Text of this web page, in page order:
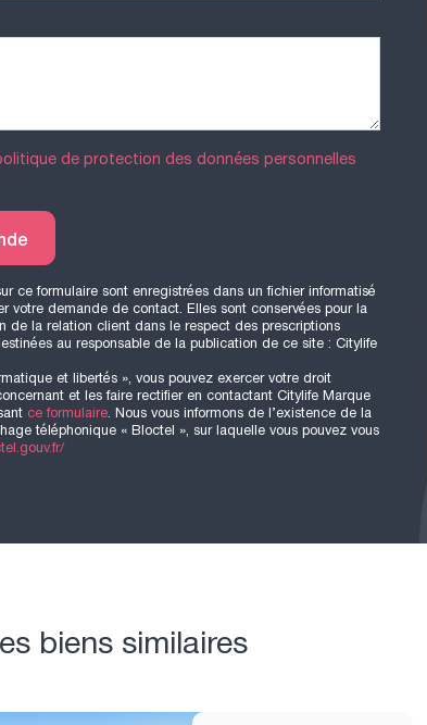
de protection des données personnelles
ce formulaire sont enregistrées dans un fichier informatisé
votre demande de contact. Elles sont conservées pour la
de la relation client dans le respect des prescriptions
au responsable de la publication de ce site : Citylife
et libertés », vous pouvez exercer votre droit
et les faire rectifier en contactant Citylife Marque
ce formulaire. Nous vous informons de l’existence de la
téléphonique « Bloctel », sur laquelle vous pouvez vous
biens similaires